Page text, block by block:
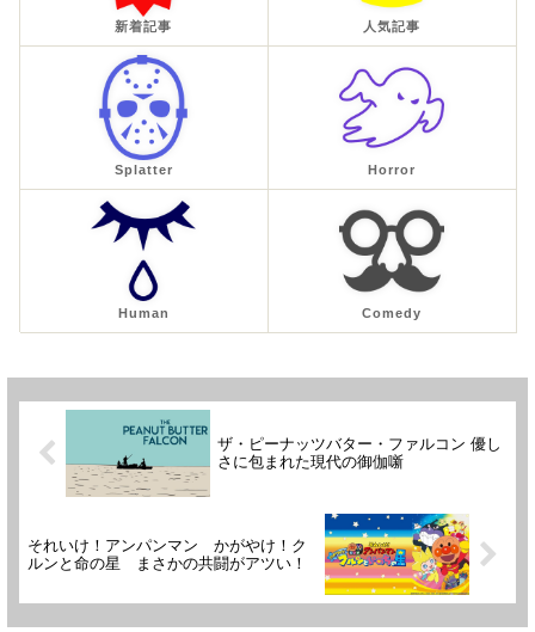
新着記事 人気記事
Splatter Horror
Human Comedy
ザ・ピーナッツバター・ファルコン 優し
さに包まれた現代の御伽噺
それいけ！アンパンマン かがやけ！ク
ルンと命の星 まさかの共闘がアツい！